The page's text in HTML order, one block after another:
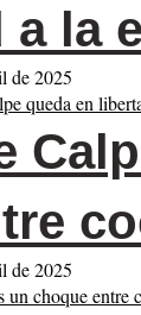
la
de 2025
de 2025